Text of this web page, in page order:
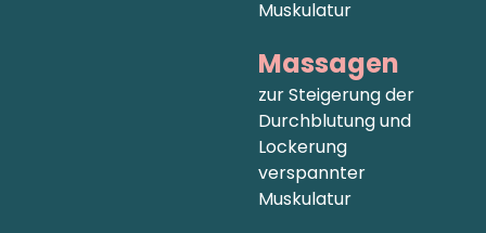
Muskulatur
Massagen
zur Steigerung der
Durchblutung und
Lockerung
verspannter
Muskulatur